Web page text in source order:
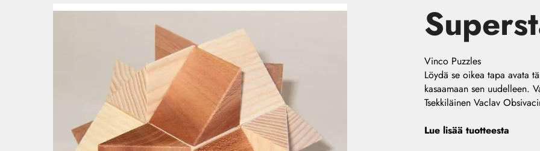
Ohita kuvat
Vinco Puzzles
Löydä se oikea tapa avata
kasaamaan sen uudelleen.
Tsekkiläinen Vaclav
Lue lisää tuotteesta